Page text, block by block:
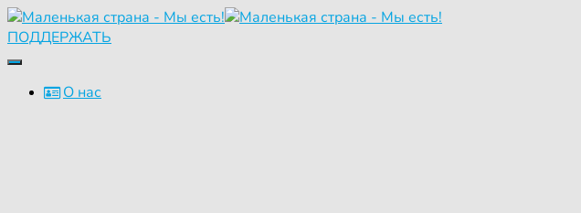
ПОДДЕРЖАТЬ
Переключить
навигациюО нас